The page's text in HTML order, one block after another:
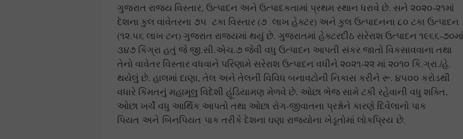
ગુજરાત રાજ્ય વિસ્તાર, ઉત્પાદન અને ઉત્પાદકતામાં પ્રથમ સ્થાન ધરાવે છે. સને ૨૦૨૦-૨૧માં
દેશના કુલ વાવેતરના ૭૫ ટકા વિસ્તાર (૭ લાખ હેક્ટર) અને કુલ ઉત્પાદનના ૮૦ ટકા ઉત્પાદન
(૧૨.૫૬ લાખ ટન) ગુજરાત રાજ્યમાં થયું છે. ગુજરાતમાં હેક્ટરદીઠ સરેરાશ ઉત્પાદન ૧૯૬૬-૭૦માં
૩૪૭ કિગ્રા હતું જે જી.સી.એચ.૭ જેવી વધુ ઉત્પાદન આપતી સંકર જાતો વિકસાવવાના તથા
તેનો વાવેતર વિસ્તાર વધવાને પરિણામે સરેરાશ ઉત્પાદન વધીને ૨૦૨૧-૨૨ માં ૨૦૧૦ કિ.ગ્રા./હે.
થયેલું છે. હાલમાં દાણા, તેલ અને તેલની વિવિધ બનાવટોની નિકાસ કરીને રૂ. ૪૫૦૦ કરોડથી
વધારે કિંમતનું મહામૂલુ વિદેશી હૂંડિયામણ મેળવે છે. ઓછા ભેજ સામે ટકી રહેવાની વધુ શક્તિ,
ઓછા ખર્ચે વધુ આર્થિક આપતો તથા ઓછા રોગ-જીવાતના પ્રશ્નોને કારણે દિવેલાનો પાક
પિયત અને બિનપિયત પાક તરીકે દેશના ઘણા રાજ્યોના ખેડૂતોમાં લોકપ્રિય છે.